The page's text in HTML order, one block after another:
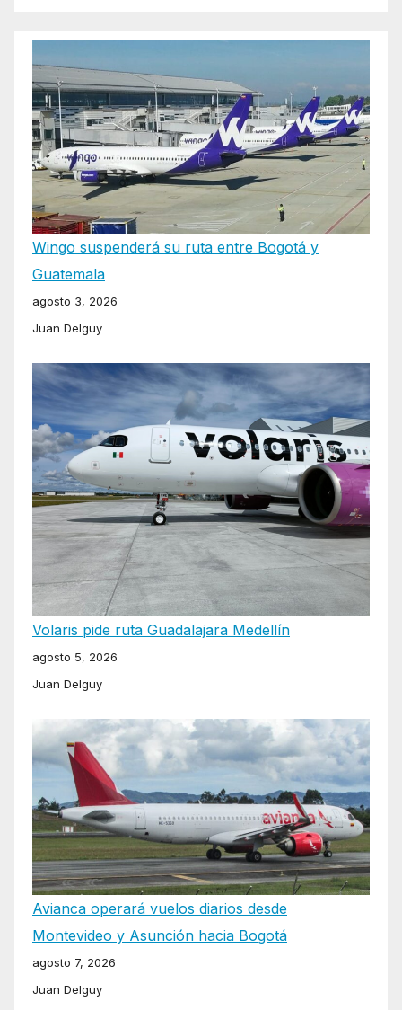
Wingo suspenderá su ruta entre Bogotá y
Guatemala
agosto 3, 2026
Juan Delguy
Volaris pide ruta Guadalajara Medellín
agosto 5, 2026
Juan Delguy
Avianca operará vuelos diarios desde
Montevideo y Asunción hacia Bogotá
agosto 7, 2026
Juan Delguy